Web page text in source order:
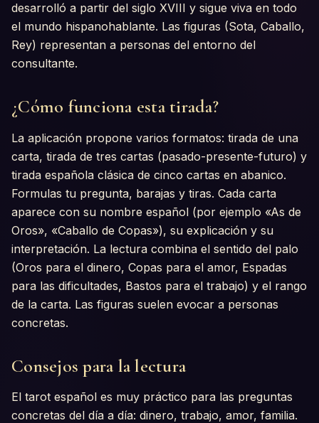
desarrolló a partir del siglo XVIII y sigue viva en todo
el mundo hispanohablante. Las figuras (Sota, Caballo,
Rey) representan a personas del entorno del
consultante.
¿Cómo funciona esta tirada?
La aplicación propone varios formatos: tirada de una
carta, tirada de tres cartas (pasado-presente-futuro) y
tirada española clásica de cinco cartas en abanico.
Formulas tu pregunta, barajas y tiras. Cada carta
aparece con su nombre español (por ejemplo «As de
Oros», «Caballo de Copas»), su explicación y su
interpretación. La lectura combina el sentido del palo
(Oros para el dinero, Copas para el amor, Espadas
para las dificultades, Bastos para el trabajo) y el rango
de la carta. Las figuras suelen evocar a personas
concretas.
Consejos para la lectura
El tarot español es muy práctico para las preguntas
concretas del día a día: dinero, trabajo, amor, familia.